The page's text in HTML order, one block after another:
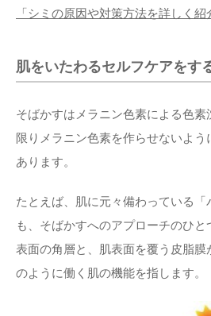
「シミの原因や対策方法を詳しく紹
肌をいたわるセルフケアをす
そばかすはメラニン色素による色素
限りメラニン色素を作らせないよ
あります。
たとえば、肌に元々備わっている
も、そばかすへのアプローチのひ
表面の角層と、肌表面を覆う皮脂膜
のように働く肌の機能を指します。